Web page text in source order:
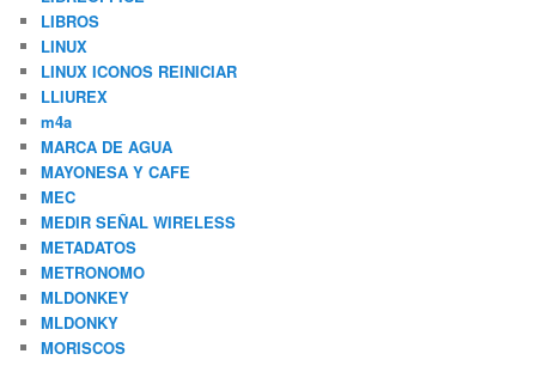
LIBROS
LINUX
LINUX ICONOS REINICIAR
LLIUREX
m4a
MARCA DE AGUA
MAYONESA Y CAFE
MEC
MEDIR SEÑAL WIRELESS
METADATOS
METRONOMO
MLDONKEY
MLDONKY
MORISCOS